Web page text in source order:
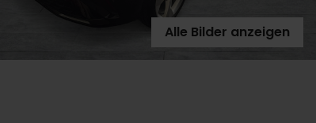
Alle Bilder anzeigen